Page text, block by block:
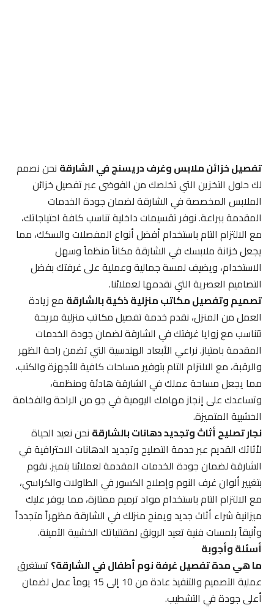
تفصيل خزائن ملابس وغرف دريسنج في الشارقةنحن نصمم
لك حلول التخزين التي تخلصك من الفوضى عبر تفصيل خزائن
الملابس المخصصة في الشارقة لضمان جودة الخدمات
المقدمة ببراعة. نوفر تقسيمات داخلية تناسب كافة احتياجاتك،
مع الالتزام التام باستخدام أفضل أنواع المفصلات والسكك، مما
يجعل خزانة ملابسك في الشارقة مكاناً منظماً وسهل
الاستخدام، ويضيف لمسة جمالية وعملية على غرفتك بفضل
التصاميم العصرية التي نقدمها لعملائنا.
تصميم وتفصيل مكاتب منزلية ذكية بالشارقةمع زيادة
العمل من المنزل، نقدم خدمة تفصيل مكاتب منزلية مريحة
تتناسب مع زوايا غرفتك في الشارقة لضمان جودة الخدمات
المقدمة بامتياز. نراعي الأبعاد الهندسية التي تضمن راحة الظهر
والرقبة، مع الالتزام التام بتوفير مساحات كافية للأجهزة والكتب،
مما يجعل مساحة عملك في الشارقة هادئة ومنظمة،
وتساعدك على إنجاز مهامك اليومية في جو من الراحة والفخامة
الخشبية المتميزة.
نجار تصليح أثاث وتجديد دهانات بالشارقةنحن نعيد الحياة
لأثاثك القديم عبر خدمة التصليح وتجديد الدهانات الاحترافية في
الشارقة لضمان جودة الخدمات المقدمة لعملائنا بتميز. نقوم
بتغيير ألوان غرف النوم وإصلاح الكسور في الطاولات والكراسي،
مع الالتزام التام باستخدام مواد ترميم ممتازة، مما يوفر عليك
ميزانية شراء أثاث جديد ويمنح منزلك في الشارقة مظهراً متجدداً
وأنيقاً بلمسات فنية تعيد الرونق لمقتنياتك الخشبية الثمينة.
أسئلة وأجوبة
ما هي مدة تفصيل غرفة نوم أطفال في الشارقة؟تستغرق
عملية التصميم والتنفيذ عادة من 10 إلى 15 يوماً عمل لضمان
أعلى جودة في التشطيب.